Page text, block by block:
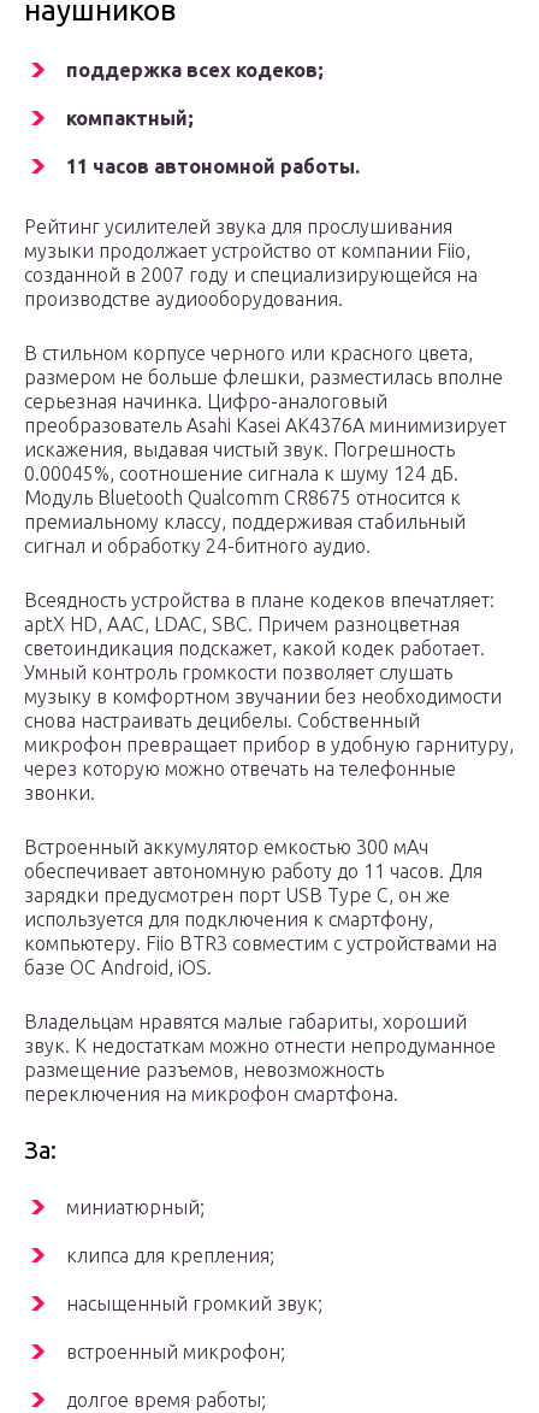
наушников
поддержка всех кодеков;
компактный;
11 часов автономной работы.
Рейтинг усилителей звука для прослушивания
музыки продолжает устройство от компании Fiio,
созданной в 2007 году и специализирующейся на
производстве аудиооборудования.
В стильном корпусе черного или красного цвета,
размером не больше флешки, разместилась вполне
серьезная начинка. Цифро-аналоговый
преобразователь Asahi Kasei AK4376A минимизирует
искажения, выдавая чистый звук. Погрешность
0.00045%, соотношение сигнала к шуму 124 дБ.
Модуль Bluetooth Qualcomm CR8675 относится к
премиальному классу, поддерживая стабильный
сигнал и обработку 24-битного аудио.
Всеядность устройства в плане кодеков впечатляет:
aptX HD, AAC, LDAC, SBC. Причем разноцветная
светоиндикация подскажет, какой кодек работает.
Умный контроль громкости позволяет слушать
музыку в комфортном звучании без необходимости
снова настраивать децибелы. Собственный
микрофон превращает прибор в удобную гарнитуру,
через которую можно отвечать на телефонные
звонки.
Встроенный аккумулятор емкостью 300 мАч
обеспечивает автономную работу до 11 часов. Для
зарядки предусмотрен порт USB Type C, он же
используется для подключения к смартфону,
компьютеру. Fiio BTR3 совместим с устройствами на
базе ОС Android, iOS.
Владельцам нравятся малые габариты, хороший
звук. К недостаткам можно отнести непродуманное
размещение разъемов, невозможность
переключения на микрофон смартфона.
За:
миниатюрный;
клипса для крепления;
насыщенный громкий звук;
встроенный микрофон;
долгое время работы;